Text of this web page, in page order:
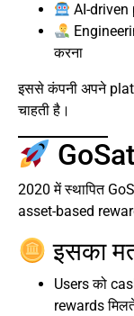
AI-driven
करना
इससे कंपनी अपने
चाहती है।
2020 में स्थापित
asset-based
इसका
Users को
rewards